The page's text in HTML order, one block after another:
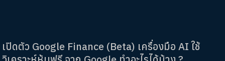
เปิดตัว Google Finance (Beta) เครื่องมือ AI ใช้